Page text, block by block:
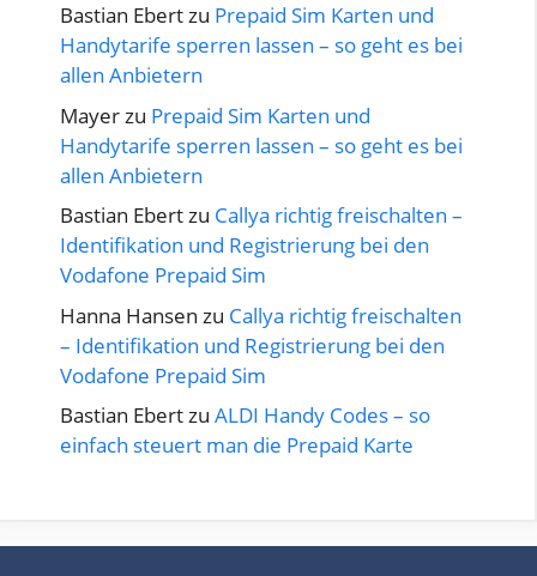
Bastian Ebertzu Prepaid Sim Karten und
Handytarife sperren lassen – so geht es bei
allen Anbietern
Mayerzu Prepaid Sim Karten und
Handytarife sperren lassen – so geht es bei
allen Anbietern
Bastian Ebertzu Callya richtig freischalten –
Identifikation und Registrierung bei den
Vodafone Prepaid Sim
Hanna Hansen zu Callya richtig freischalten
– Identifikation und Registrierung bei den
Vodafone Prepaid Sim
Bastian Ebertzu ALDI Handy Codes – so
einfach steuert man die Prepaid Karte